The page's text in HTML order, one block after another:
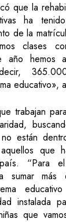
que la
ha
de la
clases
año hemos
educativo»,
trabajan
están
que
“Para
sumar
instalada
que